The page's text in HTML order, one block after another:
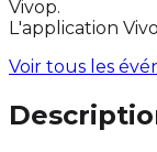
Vivop.
L'application
Voir tous les